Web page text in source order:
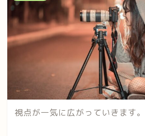
視点が一気に広がっていきます。